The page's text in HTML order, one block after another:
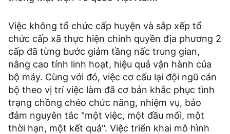
Việc không tổ chức cấp huyện và sắp xếp tổ
chức cấp xã thực hiện chính quyền địa phương 2
cấp đã từng bước giảm tầng nấc trung gian,
nâng cao tính linh hoạt, hiệu quả vận hành của
bộ máy. Cùng với đó, việc cơ cấu lại đội ngũ cán
bộ theo vị trí việc làm đã cơ bản khắc phục tình
trạng chồng chéo chức năng, nhiệm vụ, bảo
đảm nguyên tắc "một việc, một đầu mối, một
thời hạn, một kết quả". Việc triển khai mô hình